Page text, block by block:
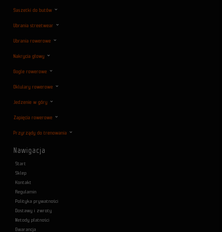
Saszetki do butów
Ubrania streetwear
Ubrania rowerowe
Nakrycia głowy
Gogle rowerowe
Oklulary rowerowe
Jedzenie w góry
Zapięcia rowerowe
Przyrządy do trenowania
Nawigacja
Start
Sklep
Kontakt
Regulamin
Polityka prywatności
Dostawy i zwroty
Metody płatności
Gwarancja